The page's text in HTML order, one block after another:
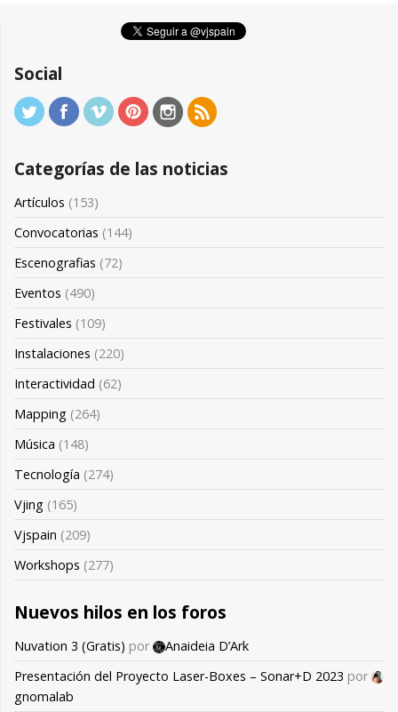
Social
Categorías de las noticias
Artículos (153)
Convocatorias (144)
Escenografias (72)
Eventos (490)
Festivales (109)
Instalaciones (220)
Interactividad (62)
Mapping (264)
Música (148)
Tecnología (274)
Vjing (165)
Vjspain (209)
Workshops (277)
Nuevos hilos en los foros
Nuvation 3 (Gratis) por
Anaideia D’Ark
Presentación del Proyecto Laser-Boxes – Sonar+D 2023 por
gnomalab